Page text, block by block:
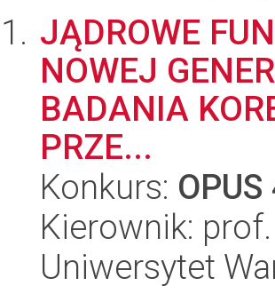
JĄDROWE
NOWEJ
BADANIA
PRZE...
Konkurs: OPUS
Kierownik:
Uniwersytet